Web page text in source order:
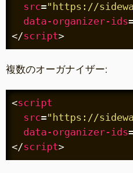
src="https://
data-organizer-ids
</script>
複数のオーガナイザー:
<script
src="https://
data-organizer-ids
</script>